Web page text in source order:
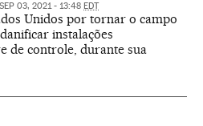
SEP 03, 2021 - 13:48 EDT
Unidos por tornar o campo
instalações
de controle, durante sua